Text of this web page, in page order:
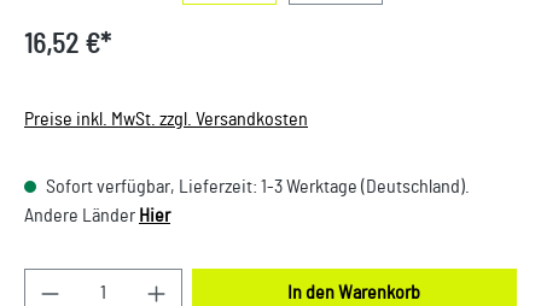
16,52 €*
Preise inkl. MwSt. zzgl. Versandkosten
Sofort verfügbar, Lieferzeit: 1-3 Werktage (Deutschland).
Andere Länder Hier
Produkt Anzahl: Gib den gewünschten Wert ein
In den Warenkorb